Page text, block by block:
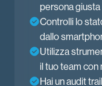
persona giusta
Controlli lo
dallo
Utilizza
il tuo team
Hai un audit